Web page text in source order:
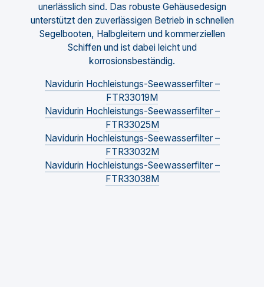
unerlässlich sind. Das robuste Gehäusedesign
unterstützt den zuverlässigen Betrieb in schnellen
Segelbooten, Halbgleitern und kommerziellen
Schiffen und ist dabei leicht und
korrosionsbeständig.
Navidurin Hochleistungs-Seewasserfilter –
FTR33019M
Navidurin Hochleistungs-Seewasserfilter –
FTR33025M
Navidurin Hochleistungs-Seewasserfilter –
FTR33032M
Navidurin Hochleistungs-Seewasserfilter –
FTR33038M